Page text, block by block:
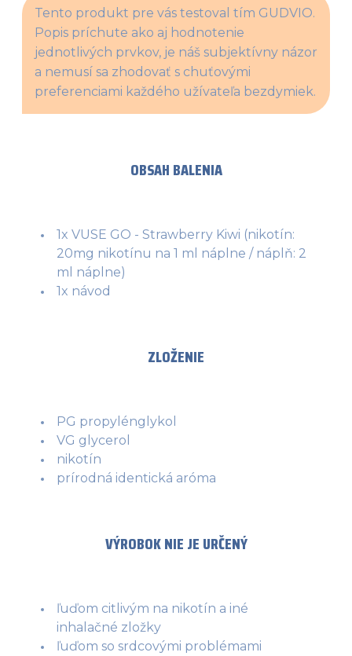
Tento produkt pre vás testoval tím GUDVIO.
Popis príchute ako aj hodnotenie
jednotlivých prvkov, je náš subjektívny názor
a nemusí sa zhodovať s chuťovými
preferenciami každého užívateľa bezdymiek.
OBSAH BALENIA
1x VUSE GO - Strawberry Kiwi (nikotín:
20mg nikotínu na 1 ml náplne / náplň: 2
ml náplne)
1x návod
ZLOŽENIE
PG propylénglykol
VG glycerol
nikotín
prírodná identická aróma
VÝROBOK NIE JE URČENÝ
ľuďom citlivým na nikotín a iné
inhalačné zložky
ľuďom so srdcovými problémami